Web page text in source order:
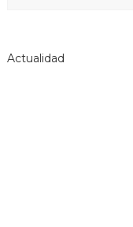
Actualidad